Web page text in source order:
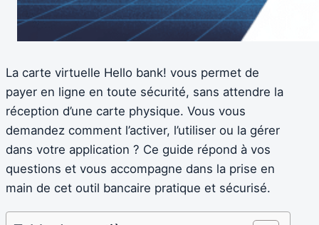
La carte virtuelle Hello bank! vous permet de
payer en ligne en toute sécurité, sans attendre la
réception d’une carte physique. Vous vous
demandez comment l’activer, l’utiliser ou la gérer
dans votre application ? Ce guide répond à vos
questions et vous accompagne dans la prise en
main de cet outil bancaire pratique et sécurisé.